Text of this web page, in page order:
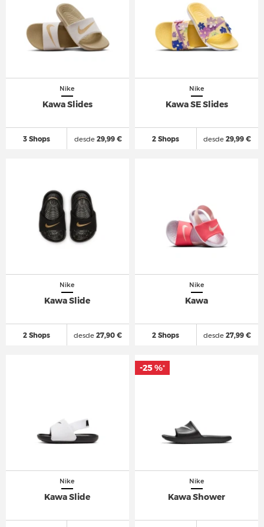
Nike
Kawa Slides
3 Shops desde29,99 €
Nike
Kawa SE Slides
2 Shops desde 29,99 €
Nike
Kawa Slide
2 Shops desde 27,90 €
Nike
Kawa
2 Shops desde 27,99 €
Nike
Kawa Slide
Nike
Kawa Shower
-25 %*